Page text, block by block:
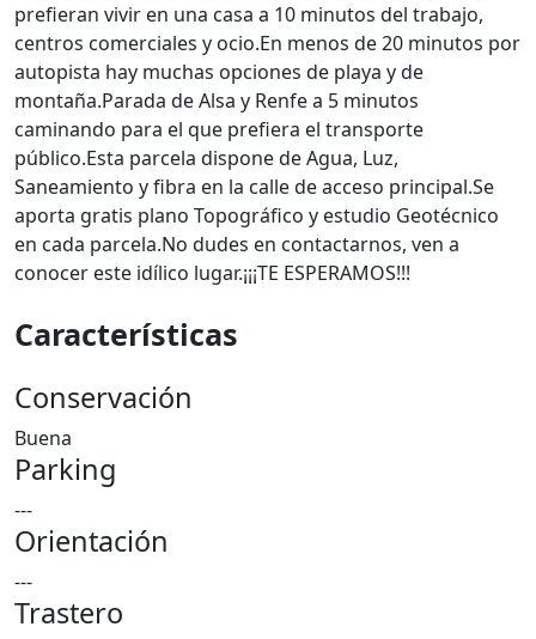
prefieran vivir en una casa a 10 minutos del trabajo,
centros comerciales y ocio.En menos de 20 minutos por
autopista hay muchas opciones de playa y de
montaña.Parada de Alsa y Renfe a 5 minutos
caminando para el que prefiera el transporte
público.Esta parcela dispone de Agua, Luz,
Saneamiento y fibra en la calle de acceso principal.Se
aporta gratis plano Topográfico y estudio Geotécnico
en cada parcela.No dudes en contactarnos, ven a
conocer este idílico lugar.¡¡¡TE ESPERAMOS!!!
Características
Conservación
Buena
Parking
---
Orientación
---
Trastero